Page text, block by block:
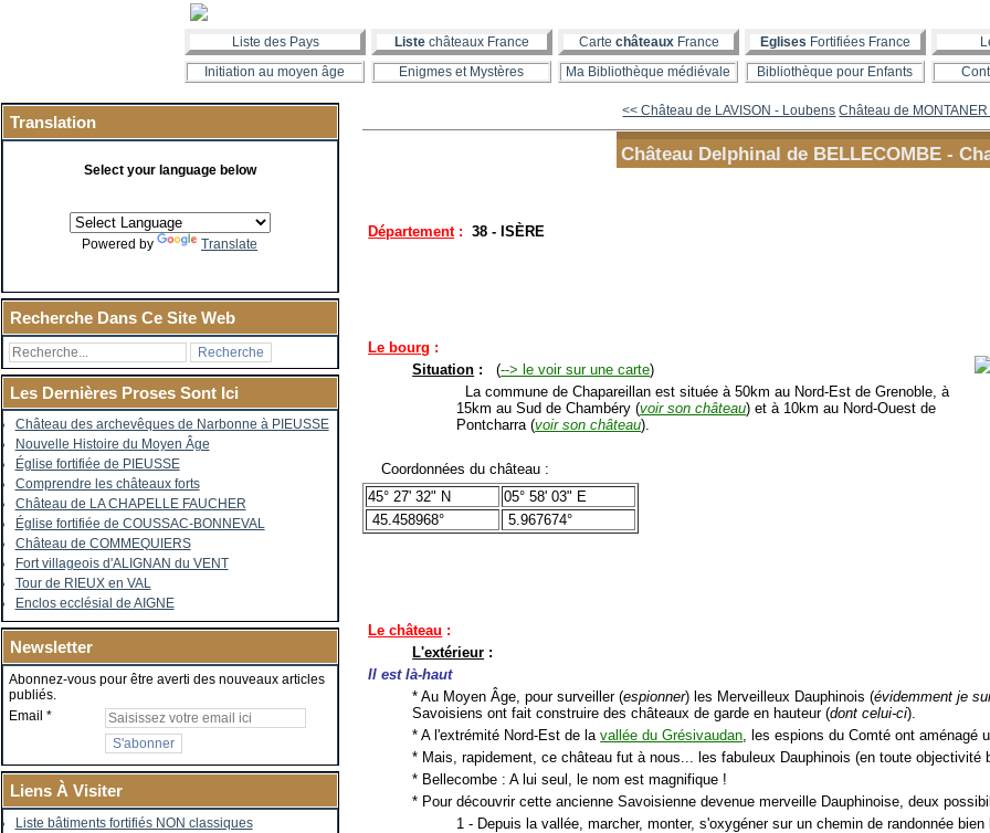
Liste des Pays Liste châteaux France Carte châteauxFrance Eglises Fortifiées France
Initiation au moyen âge
Enigmes et Mystères Ma Bibliothèque médiévale Bibliothèque pour Enfants
Translation
Select your language below
Powered by Translate
Recherche Dans Ce Site Web
Les Dernières Proses Sont Ici
Château des archevêques de Narbonne à PIEUSSE
Nouvelle Histoire du Moyen Âge
Église fortifiée de PIEUSSE
Comprendre les châteaux forts
Château de LA CHAPELLE FAUCHER
Église fortifiée de COUSSAC-BONNEVAL
Château de COMMEQUIERS
Fort villageois d'ALIGNAN du VENT
Tour de RIEUX en VAL
Enclos ecclésial de AIGNE
Newsletter
Abonnez-vous pour être averti des nouveaux articles
publiés.
Email
Liens À Visiter
Liste bâtiments fortifiés NON classiques
<< Château de LAVISON - Loubens Château de
Château Delphinal de BELLECOMBE -
Département: 38 - ISÈRE
Le bourg :
Situation : (--> le voir sur une carte)
La commune de Chapareillan est située à 50km au Nord-Est de Grenoble, à
15km au Sud de Chambéry (voir son château) et à 10km au Nord-Ouest de
Pontcharra (voir son château).
Coordonnées du château :
45° 27' 32" N
05° 58' 03" E
45.458968°
5.967674°
Le château :
L'extérieur :
Il est là-haut
* Au Moyen Âge, pour surveiller (espionner) les Merveilleux Dauphinois (évidemment je
Savoisiens ont fait construire des châteaux de garde en hauteur (dont celui-ci).
* A l'extrémité Nord-Est de lavallée du Grésivaudan , les espions du Comté ont aménagé
* Mais, rapidement, ce château fut à nous... les fabuleux Dauphinois (en toute objectivité
* Bellecombe : A lui seul, le nom est magnifique !
* Pour découvrir cette ancienne Savoisienne devenue merveille Dauphinoise, deux
1 - Depuis la vallée, marcher, monter, s'oxygéner sur un chemin de randonnée bien